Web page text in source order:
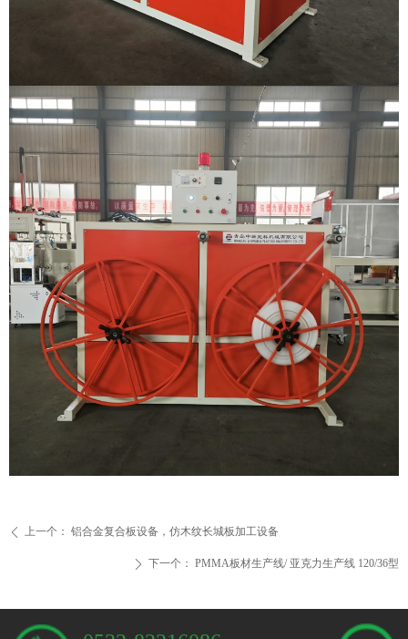
ꄴ 上一个： 铝合金复合板设备，仿木纹长城板加工设备
ꄲ 下一个： PMMA板材生产线/ 亚克力生产线 120/36型